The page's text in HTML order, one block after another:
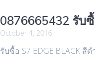
0876665432 รับ
October 4, 2016
รับซื้อ S7 EDGE BLACK สี